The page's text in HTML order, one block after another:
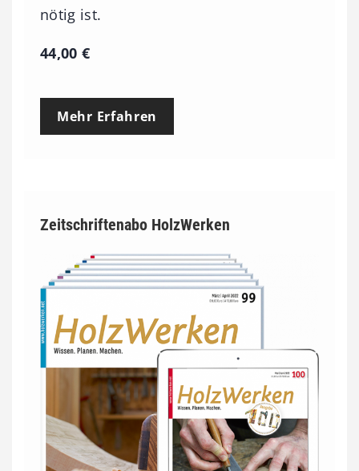
nötig ist.
44,00€
Mehr Erfahren
Zeitschriftenabo HolzWerken